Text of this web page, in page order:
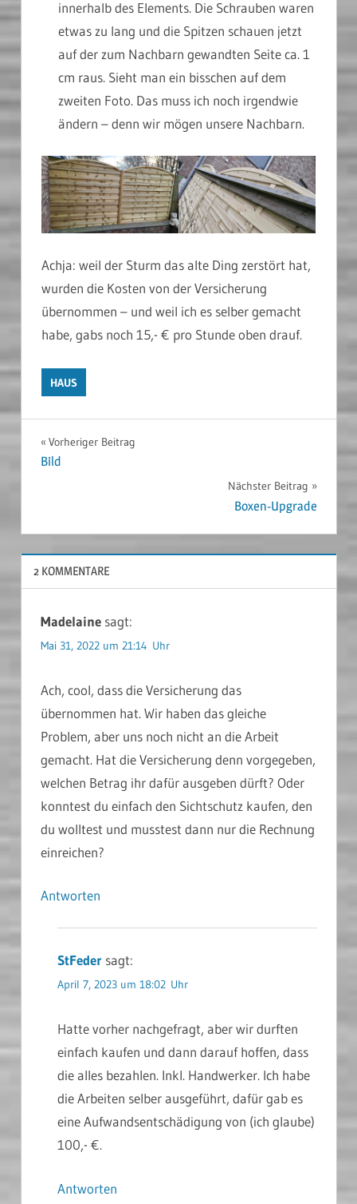
innerhalb des Elements. Die Schrauben waren
etwas zu lang und die Spitzen schauen jetzt
auf der zum Nachbarn gewandten Seite ca. 1
cm raus. Sieht man ein bisschen auf dem
zweiten Foto. Das muss ich noch irgendwie
ändern – denn wir mögen unsere Nachbarn.
Achja: weil der Sturm das alte Ding zerstört hat,
wurden die Kosten von der Versicherung
übernommen – und weil ich es selber gemacht
habe, gabs noch 15,- € pro Stunde oben drauf.
HAUS
Beitragsnavigation
Vorheriger Beitrag
Bild
Nächster Beitrag
Boxen-Upgrade
2 KOMMENTARE
Madelaine sagt:
Mai 31, 2022 um 21:14 Uhr
Ach, cool, dass die Versicherung das
übernommen hat. Wir haben das gleiche
Problem, aber uns noch nicht an die Arbeit
gemacht. Hat die Versicherung denn vorgegeben,
welchen Betrag ihr dafür ausgeben dürft? Oder
konntest du einfach den Sichtschutz kaufen, den
du wolltest und musstest dann nur die Rechnung
einreichen?
Antworten
StFeder sagt:
April 7, 2023 um 18:02 Uhr
Hatte vorher nachgefragt, aber wir durften
einfach kaufen und dann darauf hoffen, dass
die alles bezahlen. Inkl. Handwerker. Ich habe
die Arbeiten selber ausgeführt, dafür gab es
eine Aufwandsentschädigung von (ich glaube)
100,- €.
Antworten